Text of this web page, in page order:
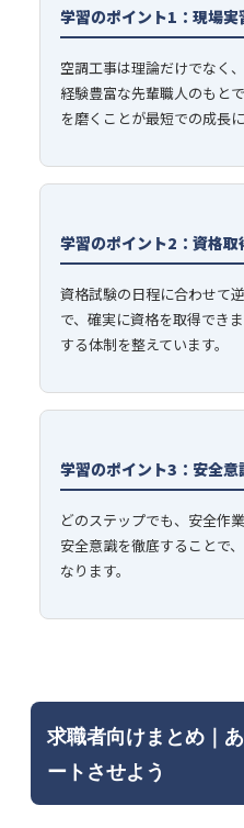
学習のポイント1：現場実
空調工事は理論だけでなく
経験豊富な先輩職人のもと
を磨くことが最短での成長
学習のポイント2：資格取
資格試験の日程に合わせて
で、確実に資格を取得でき
する体制を整えています。
学習のポイント3：安全意
どのステップでも、安全作
安全意識を徹底することで
なります。
求職者向けまとめ｜
ートさせよう